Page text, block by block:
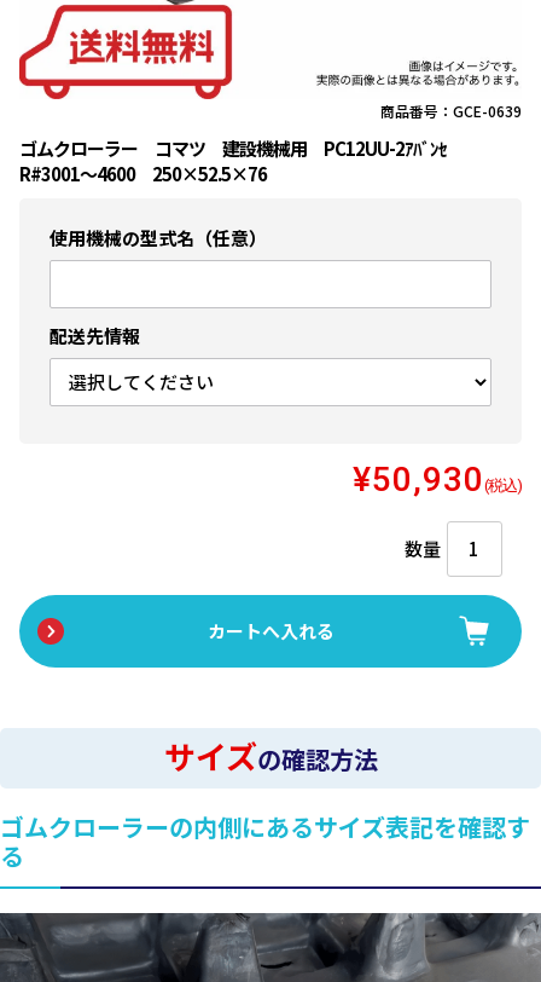
商品番号：GCE-0639
ゴムクローラー コマツ 建設機械用 PC12UU-2ｱﾊﾞﾝｾ
R#3001〜4600 250×52.5×76
使用機械の型式名（任意）
配送先情報
¥50,930 (税込)
数量
サイズの確認方法
ゴムクローラーの内側にあるサイズ表記を確認す
る